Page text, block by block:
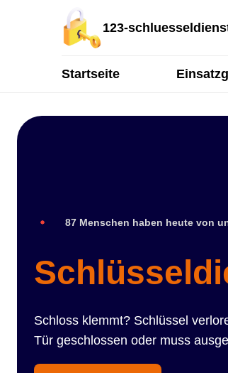
123-
Startseite
87 Menschen haben heute von
Schloss klemmt? Schlüssel
Tür geschlossen oder muss